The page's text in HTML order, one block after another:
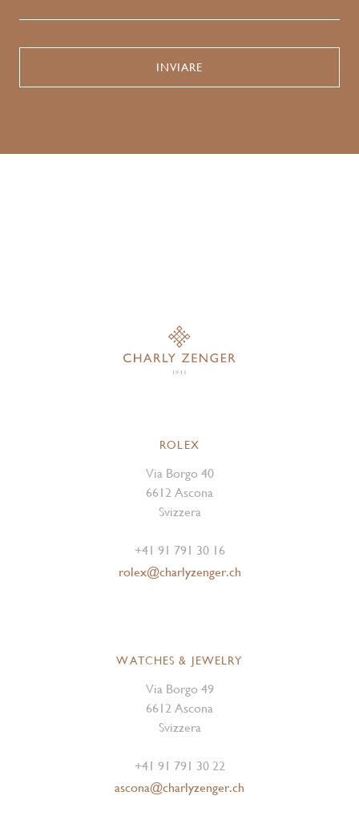
ROLEX
Via Borgo 40
6612 Ascona
Svizzera
+41 91 791 30 16
rolex@charlyzenger.ch
WATCHES & JEWELRY
Via Borgo 49
6612 Ascona
Svizzera
+41 91 791 30 22
ascona@charlyzenger.ch